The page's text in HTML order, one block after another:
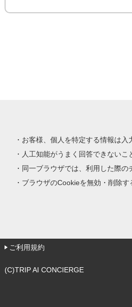
お客様、個人を特定する情報は
人工知能がうまく回答できない
同一ブラウザでは、利用した際
ブラウザのCookieを無効・削除
ご利用規約
(C)TRIP AI CONCIERGE